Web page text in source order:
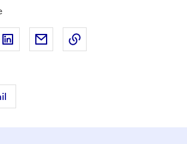
Facebooksur X (anciennement Twitter)
Partager sur LinkedIn
Partager par email